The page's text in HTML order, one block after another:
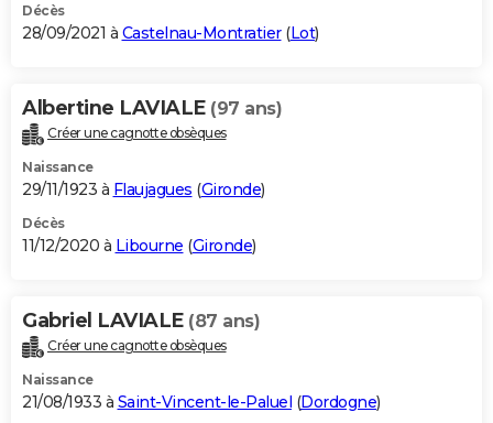
Décès
28/09/2021 à Castelnau-Montratier(Lot)
Albertine LAVIALE (97 ans)
Créer une cagnotte obsèques
Naissance
29/11/1923 à Flaujagues (Gironde)
Décès
11/12/2020 à Libourne (Gironde)
Gabriel LAVIALE (87 ans)
Créer une cagnotte obsèques
Naissance
21/08/1933 à Saint-Vincent-le-Paluel (Dordogne)